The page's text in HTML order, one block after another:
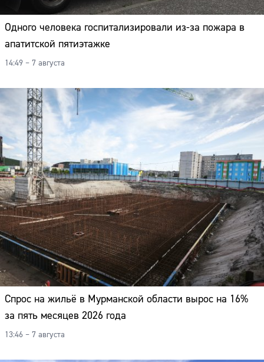
Одного человека госпитализировали из-за пожара в
апатитской пятиэтажке
14:49 – 7 августа
Спрос на жильё в Мурманской области вырос на 16%
за пять месяцев 2026 года
13:46 – 7 августа